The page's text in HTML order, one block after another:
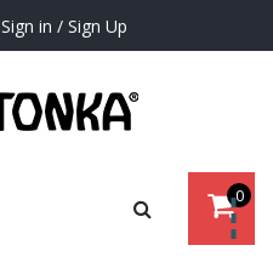
Sign in / Sign Up
0